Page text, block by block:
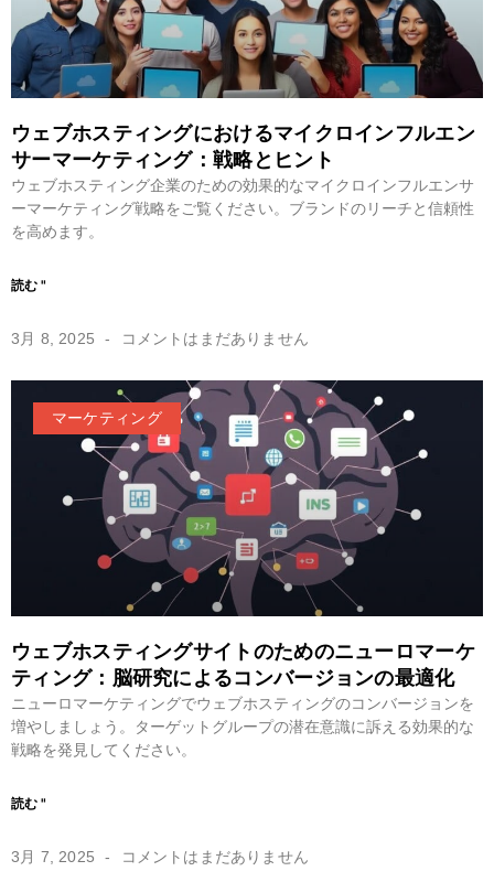
ウェブホスティングにおけるマイクロインフルエン
サーマーケティング：戦略とヒント
ウェブホスティング企業のための効果的なマイクロインフルエンサ
ーマーケティング戦略をご覧ください。ブランドのリーチと信頼性
を高めます。
読む "
3月 8, 2025 コメントはまだありません
マーケティング
ウェブホスティングサイトのためのニューロマーケ
ティング：脳研究によるコンバージョンの最適化
ニューロマーケティングでウェブホスティングのコンバージョンを
増やしましょう。ターゲットグループの潜在意識に訴える効果的な
戦略を発見してください。
読む "
3月 7, 2025 コメントはまだありません